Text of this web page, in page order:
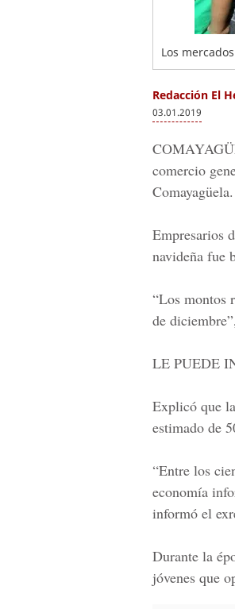
Los
Redacción El
03.01.2019
comercio
Comayagüela.
Empresarios
navideña fue
“Los montos
de
LE PUEDE
Explicó que
estimado de
“Entre los
economía
informó el
Durante la
jóvenes que